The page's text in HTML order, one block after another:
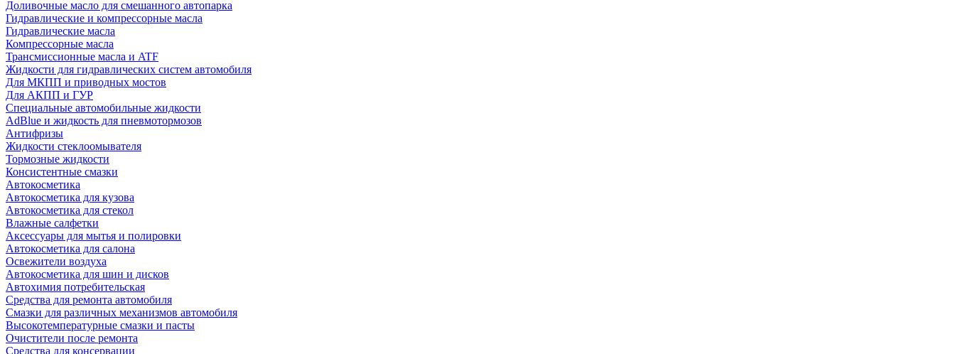
Доливочные масло для смешанного автопарка
Гидравлические и компрессорные масла
Гидравлические масла
Компрессорные масла
Трансмиссионные масла и ATF
Жидкости для гидравлических систем автомобиля
Для МКПП и приводных мостов
Для АКПП и ГУР
Специальные автомобильные жидкости
AdBlue и жидкость для пневмотормозов
Антифризы
Жидкости стеклоомывателя
Тормозные жидкости
Консистентные смазки
Автокосметика
Автокосметика для кузова
Автокосметика для стекол
Влажные салфетки
Аксессуары для мытья и полировки
Автокосметика для салона
Освежители воздуха
Автокосметика для шин и дисков
Автохимия потребительская
Средства для ремонта автомобиля
Смазки для различных механизмов автомобиля
Высокотемпературные смазки и пасты
Очистители после ремонта
Средства для консервации